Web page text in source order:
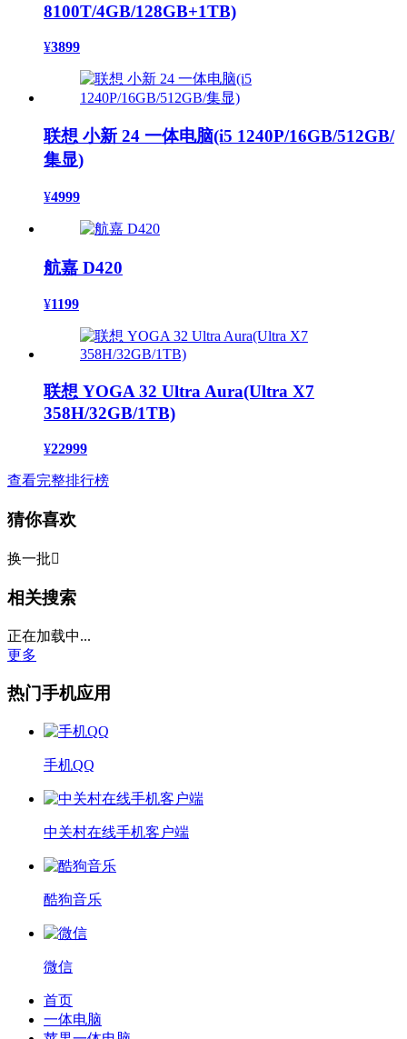
8100T/4GB/128GB+1TB)
¥3899
联想 小新 24 一体电脑(i5 1240P/16GB/512GB/
集显)
¥4999
航嘉 D420
¥1199
联想 YOGA 32 Ultra Aura(Ultra X7
358H/32GB/1TB)
¥22999
查看完整排行榜
猜你喜欢
换一批
相关搜索
正在加载中...
更多
热门手机应用
手机QQ
中关村在线手机客户端
酷狗音乐
微信
首页
一体电脑